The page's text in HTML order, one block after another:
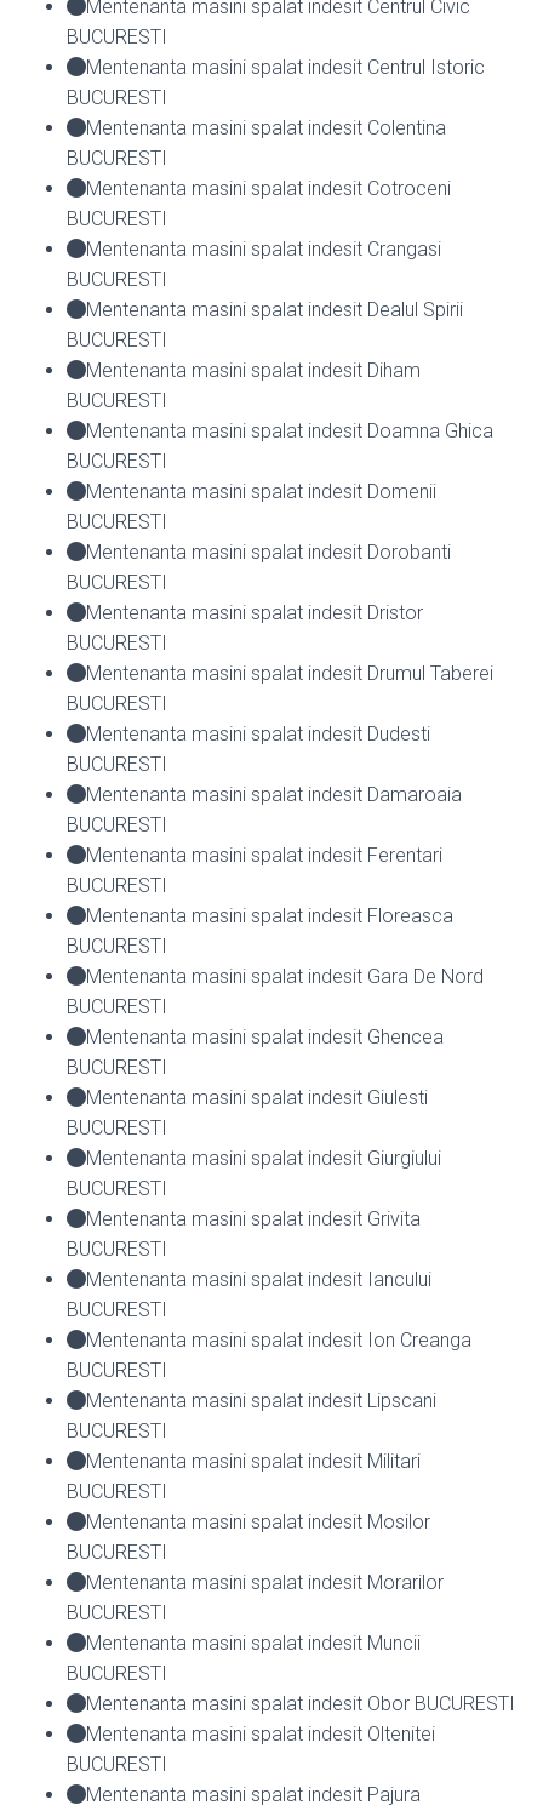
Mentenanta masini spalat indesit Centrul Civic
BUCURESTI
Mentenanta masini spalat indesit Centrul Istoric
BUCURESTI
Mentenanta masini spalat indesit Colentina
BUCURESTI
Mentenanta masini spalat indesit Cotroceni
BUCURESTI
Mentenanta masini spalat indesit Crangasi
BUCURESTI
Mentenanta masini spalat indesit Dealul Spirii
BUCURESTI
Mentenanta masini spalat indesit Diham
BUCURESTI
Mentenanta masini spalat indesit Doamna Ghica
BUCURESTI
Mentenanta masini spalat indesit Domenii
BUCURESTI
Mentenanta masini spalat indesit Dorobanti
BUCURESTI
Mentenanta masini spalat indesit Dristor
BUCURESTI
Mentenanta masini spalat indesit Drumul Taberei
BUCURESTI
Mentenanta masini spalat indesit Dudesti
BUCURESTI
Mentenanta masini spalat indesit Damaroaia
BUCURESTI
Mentenanta masini spalat indesit Ferentari
BUCURESTI
Mentenanta masini spalat indesit Floreasca
BUCURESTI
Mentenanta masini spalat indesit Gara De Nord
BUCURESTI
Mentenanta masini spalat indesit Ghencea
BUCURESTI
Mentenanta masini spalat indesit Giulesti
BUCURESTI
Mentenanta masini spalat indesit Giurgiului
BUCURESTI
Mentenanta masini spalat indesit Grivita
BUCURESTI
Mentenanta masini spalat indesit Iancului
BUCURESTI
Mentenanta masini spalat indesit Ion Creanga
BUCURESTI
Mentenanta masini spalat indesit Lipscani
BUCURESTI
Mentenanta masini spalat indesit Militari
BUCURESTI
Mentenanta masini spalat indesit Mosilor
BUCURESTI
Mentenanta masini spalat indesit Morarilor
BUCURESTI
Mentenanta masini spalat indesit Muncii
BUCURESTI
Mentenanta masini spalat indesit Obor BUCURESTI
Mentenanta masini spalat indesit Oltenitei
BUCURESTI
Mentenanta masini spalat indesit Pajura